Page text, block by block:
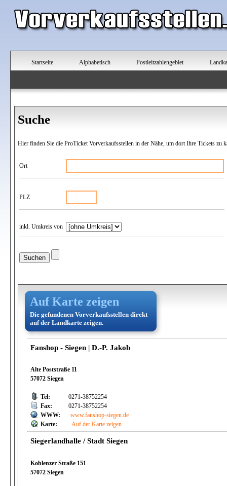
Startseite Alphabetisch Postleitzahlengebiet
Suche
Hier finden Sie die ProTicket Vorverkaufsstellen in der Nähe, um dort Ihre Tickets zu
Ort
PLZ
inkl. Umkreis von
Auf Karte zeigen
Die gefundenen Vorverkaufsstellen direkt
auf der Landkarte zeigen.
Fanshop - Siegen | D.-P. Jakob
Alte Poststraße 11
57072 Siegen
Tel:
0271-38752254
Fax:
0271-38752254
WWW:
www.fanshop-siegen.de
Karte:
Auf der Karte zeigen
Siegerlandhalle / Stadt Siegen
Koblenzer Straße 151
57072 Siegen